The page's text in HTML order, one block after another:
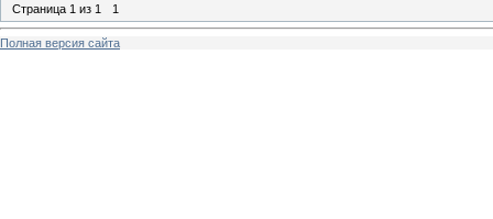
Страница 1 из 1 1
Полная версия сайта